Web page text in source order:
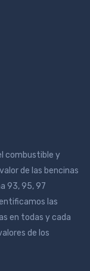
combustible y
de las bencinas
93, 95, 97
las
en todas y cada
de los